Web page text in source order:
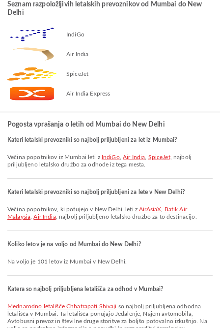
Seznam razpoložljivih letalskih prevoznikov od Mumbai do New
Delhi
IndiGo
Air India
SpiceJet
Air India Express
Pogosta vprašanja o letih od Mumbai do New Delhi
Kateri letalski prevozniki so najbolj priljubljeni za let iz Mumbai?
Večina popotnikov iz Mumbai leti z IndiGo,Air India SpiceJet, najbolj
priljubljeno letalsko družbo za odhode iz tega mesta.
Kateri letalski prevozniki so najbolj priljubljeni za lete v New Delhi?
Večina popotnikov, ki potujejo v New Delhi, leti zAirAsiaX
Batik Air
Malaysia ,Air India, najbolj priljubljeno letalsko družbo za to destinacijo.
Koliko letov je na voljo od Mumbai do New Delhi?
Na voljo je 101 letov iz Mumbai v New Delhi.
Katera so najbolj priljubljena letališča za odhod v Mumbai?
Mednarodno letališče Chhatrapati Shivaji so najbolj priljubljena odhodna
letališča v Mumbai. Ta letališča ponujajo Jedalenje, Najem avtomobila,
Avtobusni prevoz in številne druge storitve za boljšo potovalno izkušnjo. Na